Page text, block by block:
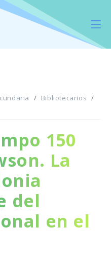
/ Bibliotecarios /
150
La
del
en el